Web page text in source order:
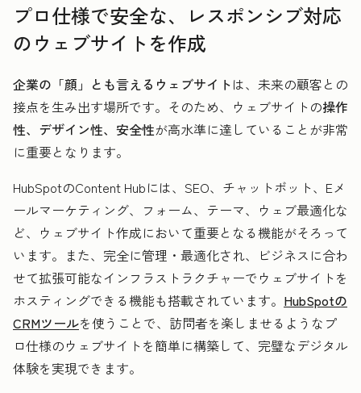
プロ仕様で安全な、レスポンシブ対応
のウェブサイトを作成
企業の「顔」とも言えるウェブサイトは、未来の顧客との
接点を生み出す場所です。そのため、ウェブサイトの操作
性、デザイン性、安全性が高水準に達していることが非常
に重要となります。
HubSpotのContent Hubには、SEO、チャットボット、Eメ
ールマーケティング、フォーム、テーマ、ウェブ最適化な
ど、ウェブサイト作成において重要となる機能がそろって
います。また、完全に管理・最適化され、ビジネスに合わ
せて拡張可能なインフラストラクチャーでウェブサイトを
ホスティングできる機能も搭載されています。 HubSpotの
CRMツールを使うことで、訪問者を楽しませるようなプ
ロ仕様のウェブサイトを簡単に構築して、完璧なデジタル
体験を実現できます。